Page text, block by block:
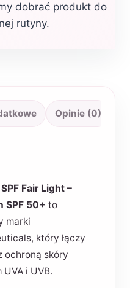
dobrać produkt do
rutyny.
Opinie (0)
Fair Light –
SPF 50+ to
marki
który łączy
ochroną skóry
i UVB.